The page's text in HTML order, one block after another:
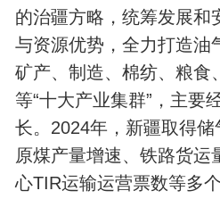
的治疆方略，统筹发展和
与资源优势，全力打造油
矿产、制造、棉纺、粮食
等“十大产业集群”，主要
长。2024年，新疆取得储
原煤产量增速、铁路货运
心TIR运输运营票数等多